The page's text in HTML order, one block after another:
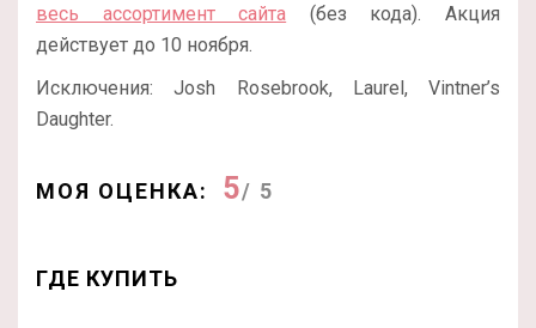
весь ассортимент сайта (без кода). Акция
действует до 10 ноября.
Исключения: Josh Rosebrook, Laurel, Vintner’s
Daughter.
МОЯ ОЦЕНКА: 5/ 5
ГДЕ КУПИТЬ